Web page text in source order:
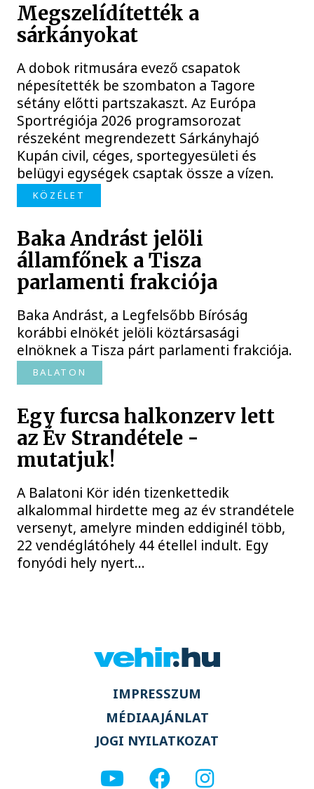
Megszelídítették a
sárkányokat
A dobok ritmusára evező csapatok
népesítették be szombaton a Tagore
sétány előtti partszakaszt. Az Európa
Sportrégiója 2026 programsorozat
részeként megrendezett Sárkányhajó
Kupán civil, céges, sportegyesületi és
belügyi egységek csaptak össze a vízen.
KÖZÉLET
Baka Andrást jelöli
államfőnek a Tisza
parlamenti frakciója
Baka Andrást, a Legfelsőbb Bíróság
korábbi elnökét jelöli köztársasági
elnöknek a Tisza párt parlamenti frakciója.
BALATON
Egy furcsa halkonzerv lett
az Év Strandétele -
mutatjuk!
A Balatoni Kör idén tizenkettedik
alkalommal hirdette meg az év strandétele
versenyt, amelyre minden eddiginél több,
22 vendéglátóhely 44 étellel indult. Egy
fonyódi hely nyert...
IMPRESSZUM
MÉDIAAJÁNLAT
JOGI NYILATKOZAT